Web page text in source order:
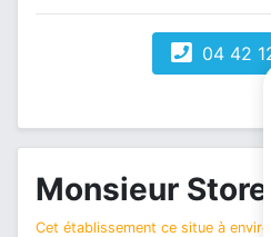
04 42
Monsieur Store
Cet établissement ce situe à